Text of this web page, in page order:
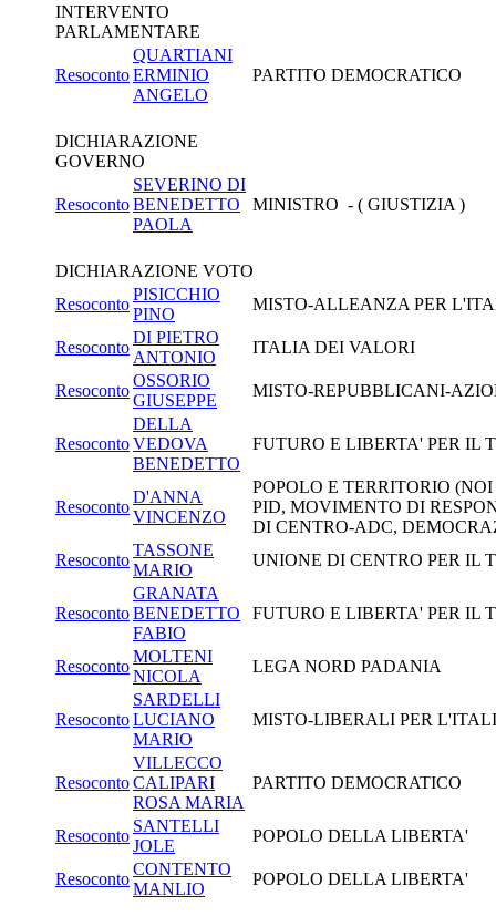
INTERVENTO
PARLAMENTARE
Resoconto
QUARTIANI
ERMINIO
ANGELO
PARTITO DEMOCRATICO
DICHIARAZIONE
GOVERNO
Resoconto
SEVERINO DI
BENEDETTO
PAOLA
MINISTRO - ( GIUSTIZIA )
DICHIARAZIONE VOTO
Resoconto
PISICCHIO
PINO
MISTO-ALLEANZA PER
Resoconto
DI PIETRO
ANTONIO
ITALIA DEI VALORI
Resoconto
OSSORIO
GIUSEPPE
MISTO-REPUBBLICANI-
Resoconto
DELLA
VEDOVA
BENEDETTO
FUTURO E LIBERTA' PER IL
Resoconto
D'ANNA
VINCENZO
POPOLO E TERRITORIO
PID, MOVIMENTO DI
DI CENTRO-ADC,
Resoconto
TASSONE
MARIO
UNIONE DI CENTRO PER IL
Resoconto
GRANATA
BENEDETTO
FABIO
FUTURO E LIBERTA' PER IL
Resoconto
MOLTENI
NICOLA
LEGA NORD PADANIA
Resoconto
SARDELLI
LUCIANO
MARIO
MISTO-LIBERALI PER
Resoconto
VILLECCO
CALIPARI
ROSA MARIA
PARTITO DEMOCRATICO
Resoconto
SANTELLI
JOLE
POPOLO DELLA LIBERTA'
Resoconto
CONTENTO
MANLIO
POPOLO DELLA LIBERTA'